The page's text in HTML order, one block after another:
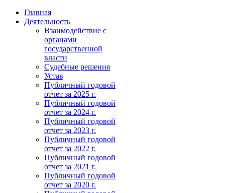
Главная
Деятельность
Взаимодействие с
органами
государственной
власти
Судебные решения
Устав
Публичный годовой
отчет за 2025 г.
Публичный годовой
отчет за 2024 г.
Публичный годовой
отчет за 2023 г.
Публичный годовой
отчет за 2022 г.
Публичный годовой
отчет за 2021 г.
Публичный годовой
отчет за 2020 г.